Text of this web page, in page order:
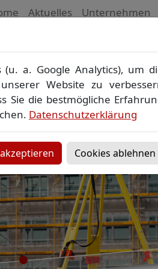
Aktuelles Unternehmen
Mecklenburg-
Ihr Grundstück
▪
Auskünfte und Auszüge
(u. a. Google Analytics), um
Website zu
Sie die bestmögliche
Datenschutzerklärung
Cookies ablehnen